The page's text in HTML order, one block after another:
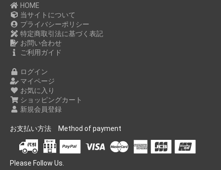
お買い物を続ける
HOME
当サイトについて
プライバシーポリシー
特定商取引法に基づく表記
お問い合わせ
ご利用ガイド
ログイン
マイページ
お気に入り
ショッピングカート
新規会員登録
お支払い方法 Method of payment
Please Follow Us.